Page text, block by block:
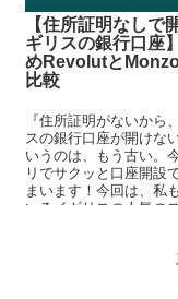
【住所証明なしで
ギリスの銀行口座
めRevolutと
比較
『住所証明がないから
スの銀行口座が開けな
いうのは、もう古い。
リでサクッと口座開設
まいます！今回は、私
いるイギリスの人気の